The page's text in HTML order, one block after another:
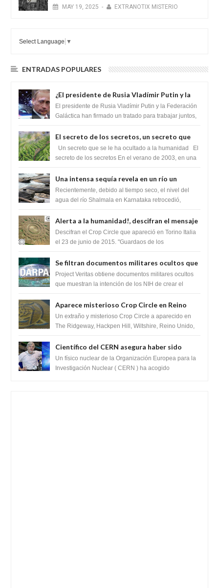
MAY 19, 2025 - EXTRANOTIX MISTERIO
Select Language ▼
ENTRADAS POPULARES
¿El presidente de Rusia Vladímir Putin y la
Federación Galactica han firmado un
tratado para acabar con los Sionistas?
El presidente de Rusia Vladímir Putin y la Federación
Galáctica han firmado un tratado para trabajar juntos,
El secreto de los secretos, un secreto que
cambiaría por completo el destino de la
humanidad
Un secreto que se le ha ocultado a la humanidad El
secreto de los secretos En el verano de 2003, en una
Una intensa sequía revela en un río un
impresionante hallazgo de miles de Shiva
Lingas
Recientemente, debido al tiempo seco, el nivel del
agua del río Shalmala en Karnataka retrocedió,
Alerta a la humanidad!, descifran el mensaje
del Crop Circle de Torino ,Italia
Descifran el Crop Circle que apareció en Torino Italia
el 23 de junio de 2015. "Guardaos de los
Se filtran documentos militares ocultos que
muestran la intención de los NIH de crear el
SARS-CoV-2, utilizando la investigación de
Project Veritas obtiene documentos militares ocultos
que muestran la intención de los NIH de crear el
Aparece misterioso Crop Circle en Reino
Unido 23 de junio 2016
Un extraño y misterioso Crop Circle a aparecido en
The Ridgeway, Hackpen Hill, Wiltshire, Reino Unido,
Científico del CERN asegura haber sido
ayudado por seres de luz durante una
prueba del Colisionador de Hadrones
Un físico nuclear de la Organización Europea para la
Investigación Nuclear ( CERN ) ha acogido